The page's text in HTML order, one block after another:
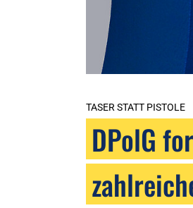
TASER STATT PISTOLE
DPolG